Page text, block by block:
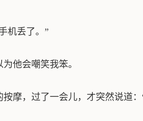
机丢了。”
他会嘲笑我笨。
摩，过了一会儿，才突然说道：